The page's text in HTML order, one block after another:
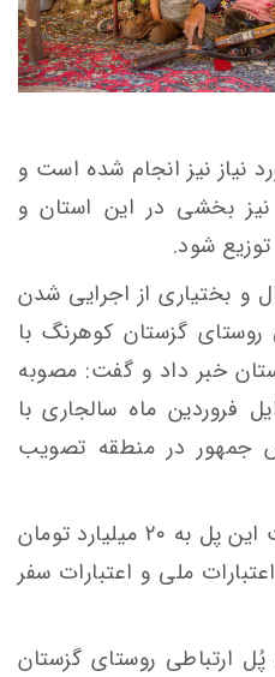
نیاز نیز انجام شده است و
نیز بخشی در این استان و
شود.
و بختیاری از اجرایی شدن
گزستان کوهرنگ با
خبر داد و گفت: مصوبه
فروردین ماه سالجاری با
جمهور در منطقه تصویب
حسین‌پور افزود: برای ساخت این پل به ۲۰ میلیارد تومان
ملی و اعتبارات سفر
ارتباطی روستای گزستان